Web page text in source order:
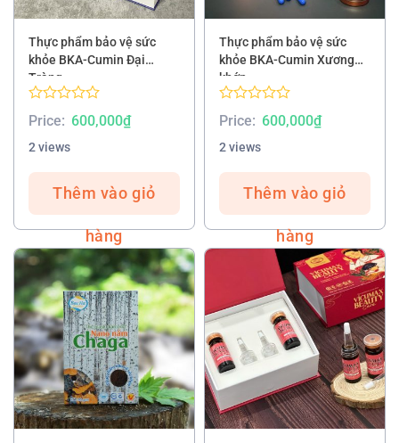
Thực phẩm bảo vệ sức
khỏe BKA-Cumin Đại
Tràng
Rated
0.00
out
of
5
Price: 600,000₫
2 views
Thêm vào giỏ
hàng
Thực phẩm bảo vệ sức
khỏe BKA-Cumin Xương
khớp
Rated
0.00
out
of
5
Price: 600,000₫
2 views
Thêm vào giỏ
hàng